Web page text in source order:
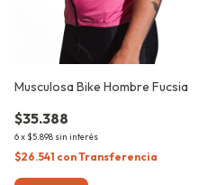
Musculosa Bike Hombre Fucsia
$35.388
6x $5.898 sin interés
$26.541 conTransferencia